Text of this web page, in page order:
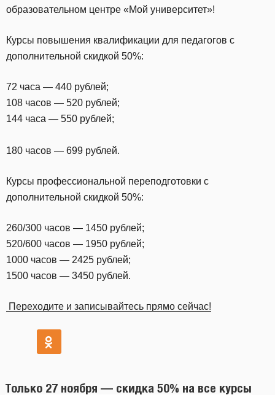
образовательном центре «Мой университет»!
Курсы повышения квалификации для педагогов с
дополнительной скидкой 50%:
72 часа — 440 рублей;
108 часов — 520 рублей;
144 часа — 550 рублей;
180 часов — 699 рублей.
Курсы профессиональной переподготовки с
дополнительной скидкой 50%:
260/300 часов — 1450 рублей;
520/600 часов — 1950 рублей;
1000 часов — 2425 рублей;
1500 часов — 3450 рублей.
Переходите и записывайтесь прямо сейчас!
Только 27 ноября — скидка 50% на все курсы